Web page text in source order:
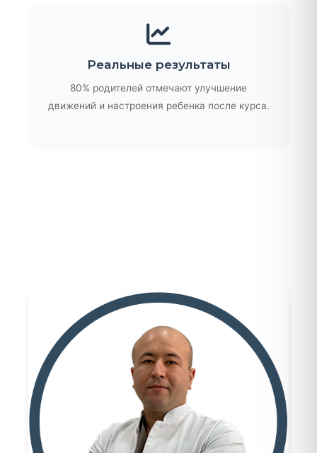
Реальные результаты
80% родителей отмечают улучшение
движений и настроения ребенка после курса.